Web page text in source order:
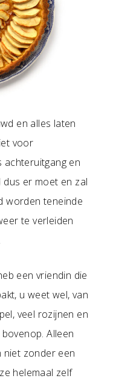
en alles laten
voor
achteruitgang en
er moet en zal
worden teneinde
te verleiden
een vriendin die
u weet wel, van
veel rozijnen en
Alleen
niet zonder een
helemaal zelf